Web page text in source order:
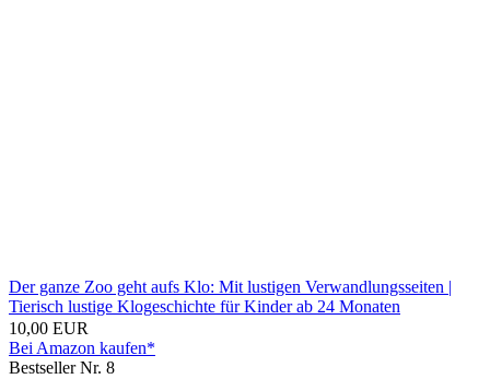
Der ganze Zoo geht aufs Klo: Mit lustigen Verwandlungsseiten |
Tierisch lustige Klogeschichte für Kinder ab 24 Monaten
10,00 EUR
Bei Amazon kaufen*
Bestseller Nr. 8